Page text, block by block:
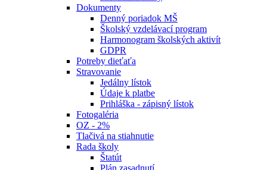
Dokumenty
Denný poriadok MŠ
Školský vzdelávací program
Harmonogram školských aktivít
GDPR
Potreby dieťaťa
Stravovanie
Jedálny lístok
Údaje k platbe
Prihláška - zápisný lístok
Fotogaléria
OZ - 2%
Tlačivá na stiahnutie
Rada školy
Štatút
Plán zasadnutí